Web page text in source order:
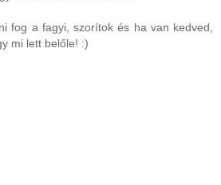
fog a fagyi, szorítok és ha van kedved,
mi lett belőle! :)